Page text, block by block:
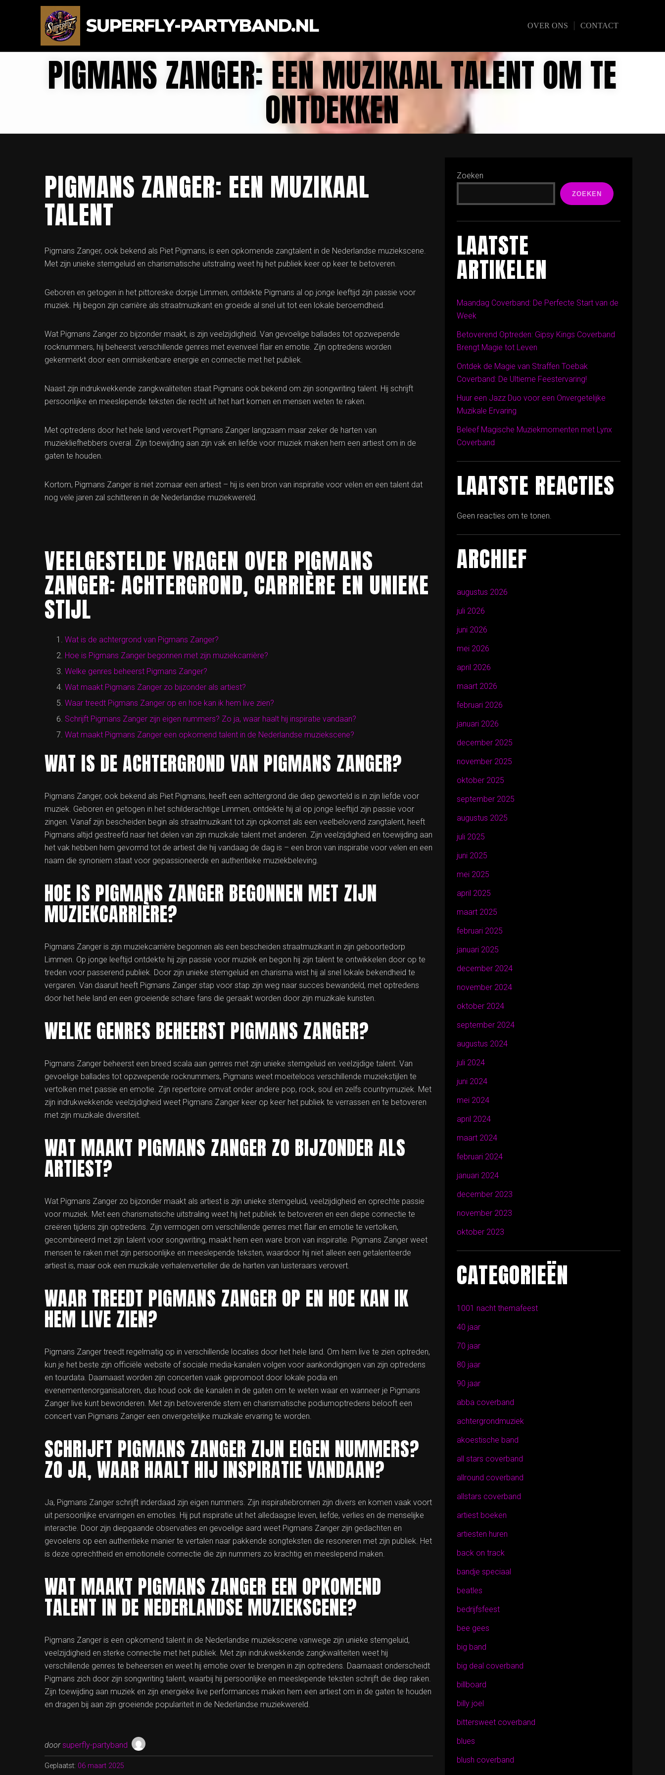
SUPERFLY-PARTYBAND.NL OVER ONS CONTACT
PIGMANS ZANGER: EEN MUZIKAAL TALENT OM TE
ONTDEKKEN
PIGMANS ZANGER: EEN MUZIKAAL
TALENT
Pigmans Zanger, ook bekend als Piet Pigmans, is een opkomende zangtalent in de Nederlandse muziekscene.
Met zijn unieke stemgeluid en charismatische uitstraling weet hij het publiek keer op keer te betoveren.
Geboren en getogen in het pittoreske dorpje Limmen, ontdekte Pigmans al op jonge leeftijd zijn passie voor
muziek. Hij begon zijn carrière als straatmuzikant en groeide al snel uit tot een lokale beroemdheid.
Wat Pigmans Zanger zo bijzonder maakt, is zijn veelzijdigheid. Van gevoelige ballades tot opzwepende
rocknummers, hij beheerst verschillende genres met evenveel flair en emotie. Zijn optredens worden
gekenmerkt door een onmiskenbare energie en connectie met het publiek.
Naast zijn indrukwekkende zangkwaliteiten staat Pigmans ook bekend om zijn songwriting talent. Hij schrijft
persoonlijke en meeslepende teksten die recht uit het hart komen en mensen weten te raken.
Met optredens door het hele land verovert Pigmans Zanger langzaam maar zeker de harten van
muziekliefhebbers overal. Zijn toewijding aan zijn vak en liefde voor muziek maken hem een artiest om in de
gaten te houden.
Kortom, Pigmans Zanger is niet zomaar een artiest – hij is een bron van inspiratie voor velen en een talent dat
nog vele jaren zal schitteren in de Nederlandse muziekwereld.
VEELGESTELDE VRAGEN OVER PIGMANS
ZANGER: ACHTERGROND, CARRIÈRE EN UNIEKE
STIJL
Wat is de achtergrond van Pigmans Zanger?
Hoe is Pigmans Zanger begonnen met zijn muziekcarrière?
Welke genres beheerst Pigmans Zanger?
Wat maakt Pigmans Zanger zo bijzonder als artiest?
Waar treedt Pigmans Zanger op en hoe kan ik hem live zien?
Schrijft Pigmans Zanger zijn eigen nummers? Zo ja, waar haalt hij inspiratie vandaan?
Wat maakt Pigmans Zanger een opkomend talent in de Nederlandse muziekscene?
WAT IS DE ACHTERGROND VAN PIGMANS ZANGER?
Pigmans Zanger, ook bekend als Piet Pigmans, heeft een achtergrond die diep geworteld is in zijn liefde voor
muziek. Geboren en getogen in het schilderachtige Limmen, ontdekte hij al op jonge leeftijd zijn passie voor
zingen. Vanaf zijn bescheiden begin als straatmuzikant tot zijn opkomst als een veelbelovend zangtalent, heeft
Pigmans altijd gestreefd naar het delen van zijn muzikale talent met anderen. Zijn veelzijdigheid en toewijding aan
het vak hebben hem gevormd tot de artiest die hij vandaag de dag is – een bron van inspiratie voor velen en een
naam die synoniem staat voor gepassioneerde en authentieke muziekbeleving.
HOE IS PIGMANS ZANGER BEGONNEN MET ZIJN
MUZIEKCARRIÈRE?
Pigmans Zanger is zijn muziekcarrière begonnen als een bescheiden straatmuzikant in zijn geboortedorp
Limmen. Op jonge leeftijd ontdekte hij zijn passie voor muziek en begon hij zijn talent te ontwikkelen door op te
treden voor passerend publiek. Door zijn unieke stemgeluid en charisma wist hij al snel lokale bekendheid te
vergaren. Van daaruit heeft Pigmans Zanger stap voor stap zijn weg naar succes bewandeld, met optredens
door het hele land en een groeiende schare fans die geraakt worden door zijn muzikale kunsten.
WELKE GENRES BEHEERST PIGMANS ZANGER?
Pigmans Zanger beheerst een breed scala aan genres met zijn unieke stemgeluid en veelzijdige talent. Van
gevoelige ballades tot opzwepende rocknummers, Pigmans weet moeiteloos verschillende muziekstijlen te
vertolken met passie en emotie. Zijn repertoire omvat onder andere pop, rock, soul en zelfs countrymuziek. Met
zijn indrukwekkende veelzijdigheid weet Pigmans Zanger keer op keer het publiek te verrassen en te betoveren
met zijn muzikale diversiteit.
WAT MAAKT PIGMANS ZANGER ZO BIJZONDER ALS
ARTIEST?
Wat Pigmans Zanger zo bijzonder maakt als artiest is zijn unieke stemgeluid, veelzijdigheid en oprechte passie
voor muziek. Met een charismatische uitstraling weet hij het publiek te betoveren en een diepe connectie te
creëren tijdens zijn optredens. Zijn vermogen om verschillende genres met flair en emotie te vertolken,
gecombineerd met zijn talent voor songwriting, maakt hem een ware bron van inspiratie. Pigmans Zanger weet
mensen te raken met zijn persoonlijke en meeslepende teksten, waardoor hij niet alleen een getalenteerde
artiest is, maar ook een muzikale verhalenverteller die de harten van luisteraars verovert.
WAAR TREEDT PIGMANS ZANGER OP EN HOE KAN IK
HEM LIVE ZIEN?
Pigmans Zanger treedt regelmatig op in verschillende locaties door het hele land. Om hem live te zien optreden,
kun je het beste zijn officiële website of sociale media-kanalen volgen voor aankondigingen van zijn optredens
en tourdata. Daarnaast worden zijn concerten vaak gepromoot door lokale podia en
evenementenorganisatoren, dus houd ook die kanalen in de gaten om te weten waar en wanneer je Pigmans
Zanger live kunt bewonderen. Met zijn betoverende stem en charismatische podiumoptredens belooft een
concert van Pigmans Zanger een onvergetelijke muzikale ervaring te worden.
SCHRIJFT PIGMANS ZANGER ZIJN EIGEN NUMMERS?
ZO JA, WAAR HAALT HIJ INSPIRATIE VANDAAN?
Ja, Pigmans Zanger schrijft inderdaad zijn eigen nummers. Zijn inspiratiebronnen zijn divers en komen vaak voort
uit persoonlijke ervaringen en emoties. Hij put inspiratie uit het alledaagse leven, liefde, verlies en de menselijke
interactie. Door zijn diepgaande observaties en gevoelige aard weet Pigmans Zanger zijn gedachten en
gevoelens op een authentieke manier te vertalen naar pakkende songteksten die resoneren met zijn publiek. Het
is deze oprechtheid en emotionele connectie die zijn nummers zo krachtig en meeslepend maken.
WAT MAAKT PIGMANS ZANGER EEN OPKOMEND
TALENT IN DE NEDERLANDSE MUZIEKSCENE?
Pigmans Zanger is een opkomend talent in de Nederlandse muziekscene vanwege zijn unieke stemgeluid,
veelzijdigheid en sterke connectie met het publiek. Met zijn indrukwekkende zangkwaliteiten weet hij
verschillende genres te beheersen en weet hij emotie over te brengen in zijn optredens. Daarnaast onderscheidt
Pigmans zich door zijn songwriting talent, waarbij hij persoonlijke en meeslepende teksten schrijft die diep raken.
Zijn toewijding aan muziek en zijn energieke live performances maken hem een artiest om in de gaten te houden
en dragen bij aan zijn groeiende populariteit in de Nederlandse muziekwereld.
door superfly-partyband
Geplaatst: 06 maart 2025
Zoeken
ZOEKEN
LAATSTE
ARTIKELEN
Maandag Coverband: De Perfecte Start van de
Week
Betoverend Optreden: Gipsy Kings Coverband
Brengt Magie tot Leven
Ontdek de Magie van Straffen Toebak
Coverband: De Ultieme Feestervaring!
Huur een Jazz Duo voor een Onvergetelijke
Muzikale Ervaring
Beleef Magische Muziekmomenten met Lynx
Coverband
LAATSTE REACTIES
Geen reacties om te tonen.
ARCHIEF
augustus 2026
juli 2026
juni 2026
mei 2026
april 2026
maart 2026
februari 2026
januari 2026
december 2025
november 2025
oktober 2025
september 2025
augustus 2025
juli 2025
juni 2025
mei 2025
april 2025
maart 2025
februari 2025
januari 2025
december 2024
november 2024
oktober 2024
september 2024
augustus 2024
juli 2024
juni 2024
mei 2024
april 2024
maart 2024
februari 2024
januari 2024
december 2023
november 2023
oktober 2023
CATEGORIEËN
1001 nacht themafeest
40 jaar
70 jaar
80 jaar
90 jaar
abba coverband
achtergrondmuziek
akoestische band
all stars coverband
allround coverband
allstars coverband
artiest boeken
artiesten huren
back on track
bandje speciaal
beatles
bedrijfsfeest
bee gees
big band
big deal coverband
billboard
billy joel
bittersweet coverband
blues
blush coverband